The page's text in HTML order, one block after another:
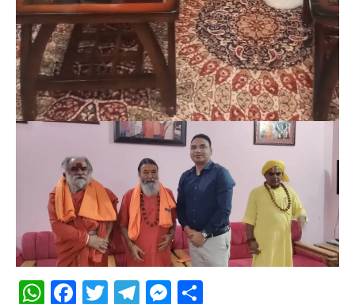
WhatsApp
Facebook
Twitter
Telegram
Messenger